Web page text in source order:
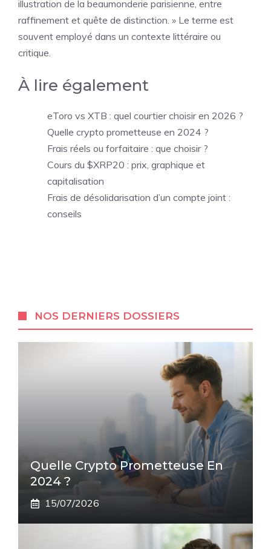
illustration de la beaumonderie parisienne, entre
raffinement et quête de distinction. » Le terme est
souvent employé dans un contexte littéraire ou
critique.
À lire également
eToro vs XTB : quel courtier choisir en 2026 ?
Quelle crypto prometteuse en 2024 ?
Frais réels ou forfaitaire : que choisir ?
Cours du $XRP20 : prix, graphique et
capitalisation
Frais de désolidarisation d’un compte joint :
conseils
NOS DERNIERS DOSSIERS
Quelle Crypto Prometteuse En
2024 ?
15/07/2026